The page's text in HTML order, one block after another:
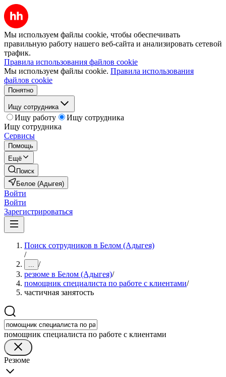
Мы используем файлы cookie, чтобы обеспечивать
правильную работу нашего веб-сайта и анализировать сетевой
трафик.
Правила использования файлов cookie
Мы используем файлы cookie. Правила использования
файлов cookie
Понятно
Ищу сотрудника
Ищу работу
Ищу сотрудника
Ищу сотрудника
Сервисы
Помощь
Ещё
Поиск
Белое (Адыгея)
Войти
Войти
Зарегистрироваться
Поиск сотрудников в Белом (Адыгея)
/
... /
резюме в Белом (Адыгея)/
помощник специалиста по работе с клиентами/
частичная занятость
помощник специалиста по работе с клиентами
Резюме